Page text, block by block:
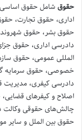
حقوق شامل حقوق
اداری، حقوق تجارت،
حقوق بشر، حقوق
دادرسی اداری، حقوق
المللی عمومی، حقوق
خصوصی، حقوق سرمایه
دادرسی کیفری، مدیریت
اصلاح و کیفرهای
چالش‌های حقوقی وکالت
حقوق بین الملل و سایر